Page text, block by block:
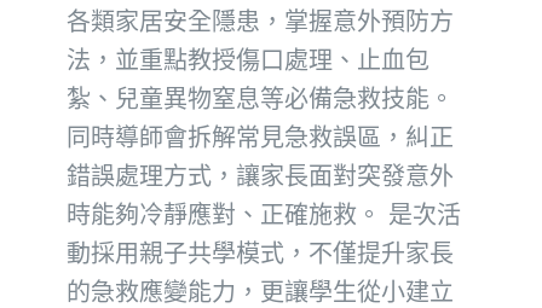
各類家居安全隱患，掌握意外預防方
法，並重點教授傷口處理、止血包
紮、兒童異物窒息等必備急救技能。
同時導師會拆解常見急救誤區，糾正
錯誤處理方式，讓家長面對突發意外
時能夠冷靜應對、正確施救。 是次活
動採用親子共學模式，不僅提升家長
的急救應變能力，更讓學生從小建立